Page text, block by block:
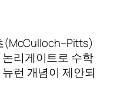
(McCulloch–Pitts)
리게이트로 수학
런 개념이 제안되